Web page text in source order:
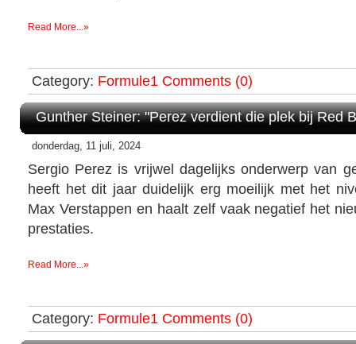
Read More...»
Category: Formule1 Comments (0)
Gunther Steiner: "Perez verdient die plek bij Red
donderdag, 11 juli, 2024
Sergio Perez is vrijwel dagelijks onderwerp van
heeft het dit jaar duidelijk erg moeilijk met het
Max Verstappen en haalt zelf vaak negatief het
prestaties.
Read More...»
Category: Formule1 Comments (0)